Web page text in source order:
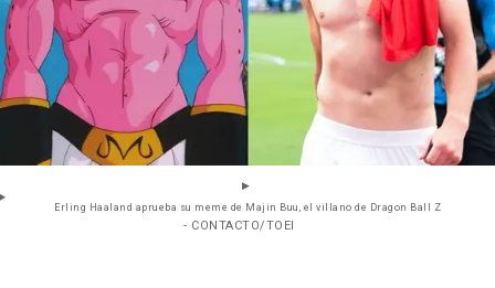
Erling Haaland aprueba su meme de Majin Buu, el villano de Dragon Ball Z
- CONTACTO/TOEI